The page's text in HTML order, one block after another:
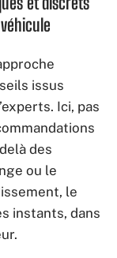
issus
Ici, pas
des
ou le
le
instants, dans